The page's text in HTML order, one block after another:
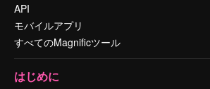
API
モバイルアプリ
すべてのMagnificツール
はじめに